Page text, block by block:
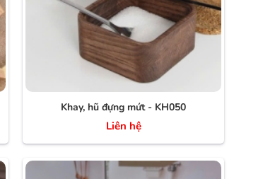
Khay, hũ đựng mứt - KH050
Liên hệ